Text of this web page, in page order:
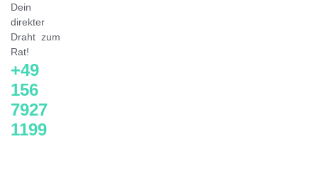
Dein
direkter
Draht zum
Rat!
+49
156
7927
1199